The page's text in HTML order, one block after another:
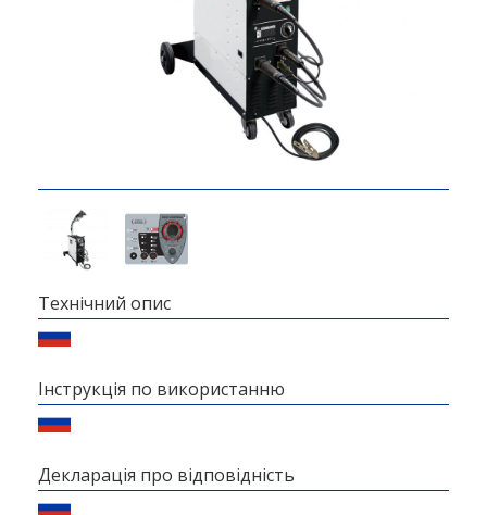
Технічний опис
Інструкція по використанню
Декларація про відповідність